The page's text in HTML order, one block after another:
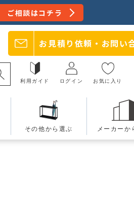
ご相談はコチラ
お見積り依頼・ お問い
利用ガイド ログイン お気に入り
その他から選ぶ メーカーか